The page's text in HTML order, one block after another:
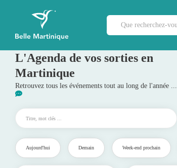
L'Agenda de vos sorties en
Martinique
Retrouvez tous les événements tout au long de l'année ...
Aujourd'hui Demain Week-end prochain